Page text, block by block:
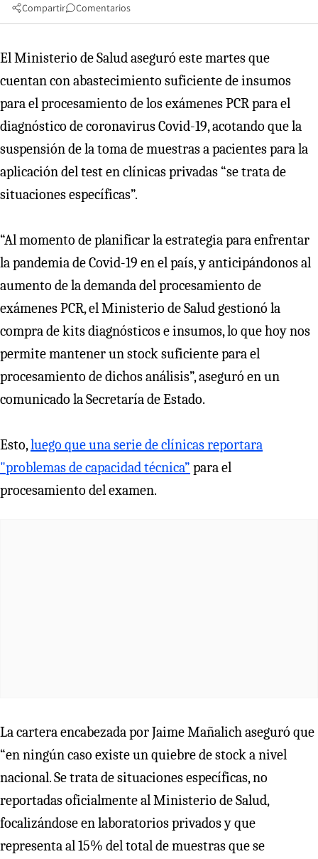
Compartir Comentarios
El Ministerio de Salud aseguró este martes que
cuentan con abastecimiento suficiente de insumos
para el procesamiento de los exámenes PCR para el
diagnóstico de coronavirus Covid-19, acotando que la
suspensión de la toma de muestras a pacientes para la
aplicación del test en clínicas privadas “se trata de
situaciones específicas”.
“Al momento de planificar la estrategia para enfrentar
la pandemia de Covid-19 en el país, y anticipándonos al
aumento de la demanda del procesamiento de
exámenes PCR, el Ministerio de Salud gestionó la
compra de kits diagnósticos e insumos, lo que hoy nos
permite mantener un stock suficiente para el
procesamiento de dichos análisis”, aseguró en un
comunicado la Secretaría de Estado.
Esto,luego que una serie de clínicas reportara
"problemas de capacidad técnica” para el
procesamiento del examen.
La cartera encabezada por Jaime Mañalich aseguró que
“en ningún caso existe un quiebre de stock a nivel
nacional. Se trata de situaciones específicas, no
reportadas oficialmente al Ministerio de Salud,
focalizándose en laboratorios privados y que
representa al 15% del total de muestras que se